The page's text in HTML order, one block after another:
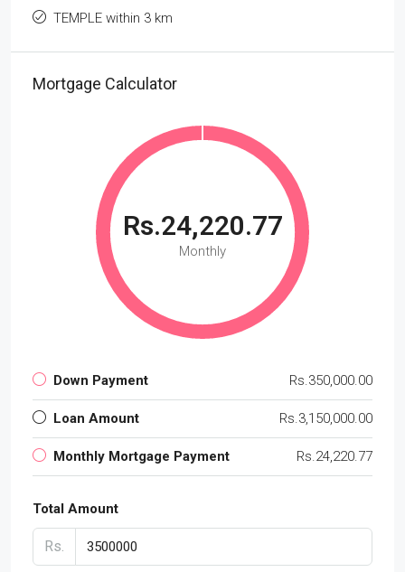
TEMPLE within 3 km
Mortgage Calculator
Rs.24,220.77
Monthly
Down Payment Rs.350,000.00
Loan Amount Rs.3,150,000.00
Monthly Mortgage Payment Rs.24,220.77
Total Amount
Rs.